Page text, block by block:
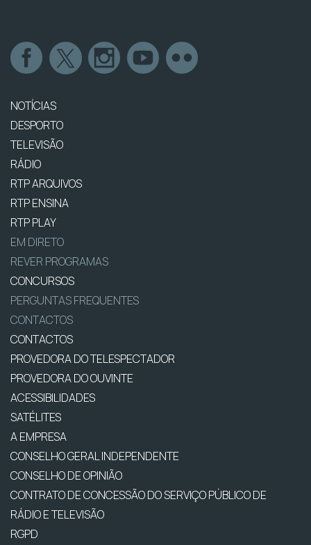
NOTÍCIAS
DESPORTO
TELEVISÃO
RÁDIO
RTP ARQUIVOS
RTP ENSINA
RTP PLAY
EM DIRETO
REVER PROGRAMAS
CONCURSOS
PERGUNTAS FREQUENTES
CONTACTOS
CONTACTOS
PROVEDORA DO TELESPECTADOR
PROVEDORA DO OUVINTE
ACESSIBILIDADES
SATÉLITES
A EMPRESA
CONSELHO GERAL INDEPENDENTE
CONSELHO DE OPINIÃO
CONTRATO DE CONCESSÃO DO SERVIÇO PÚBLICO DE
RÁDIO E TELEVISÃO
RGPD